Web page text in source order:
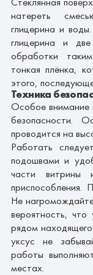
натереть
глицерина и
глицерина и
обработки
тонкая плёнка,
этого,
Техника
Особое внимание
безопасности.
проводится на
Работать
подошвами и
части витрины
приспособления.
Не
вероятность,
рядом
уксус не
работы
местах.